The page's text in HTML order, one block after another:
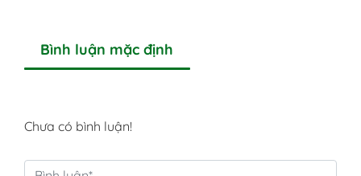
Bình luận mặc định
Chưa có bình luận!